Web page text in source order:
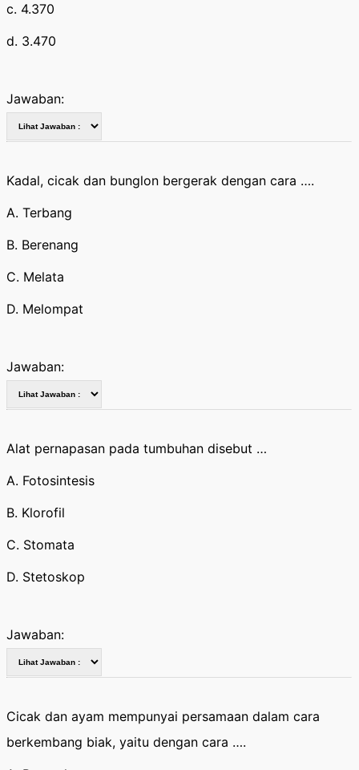
c. 4.370
d. 3.470
Jawaban:
Kadal, cicak dan bunglon bergerak dengan cara ….
A. Terbang
B. Berenang
C. Melata
D. Melompat
Jawaban:
Alat pernapasan pada tumbuhan disebut …
A. Fotosintesis
B. Klorofil
C. Stomata
D. Stetoskop
Jawaban:
Cicak dan ayam mempunyai persamaan dalam cara
berkembang biak, yaitu dengan cara ….